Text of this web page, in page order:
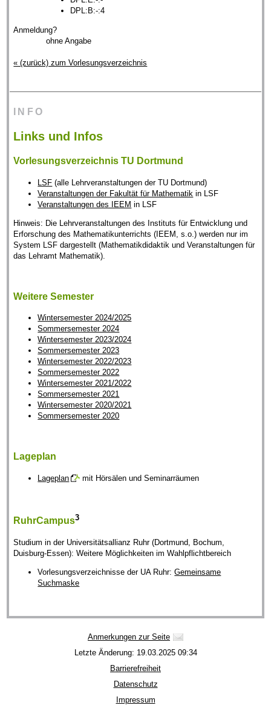
DPL:B:-:4
Anmeldung?
ohne Angabe
« (zurück) zum Vorlesungsverzeichnis
INFO
Links und Infos
Vorlesungsverzeichnis TU Dortmund
LSF (alle Lehrveranstaltungen der TU Dortmund)
Veranstaltungen der Fakultät für Mathematik in LSF
Veranstaltungen des IEEM in LSF
Hinweis: Die Lehrveranstaltungen des Instituts für Entwicklung und
Erforschung des Mathematikunterrichts (IEEM, s.o.) werden nur im
System LSF dargestellt (Mathematikdidaktik und Veranstaltungen für
das Lehramt Mathematik).
Weitere Semester
Wintersemester 2024/2025
Sommersemester 2024
Wintersemester 2023/2024
Sommersemester 2023
Wintersemester 2022/2023
Sommersemester 2022
Wintersemester 2021/2022
Sommersemester 2021
Wintersemester 2020/2021
Sommersemester 2020
Lageplan
Lageplan mit Hörsälen und Seminarräumen
RuhrCampus3
Studium in der Universitätsallianz Ruhr (Dortmund, Bochum,
Duisburg-Essen): Weitere Möglichkeiten im Wahlpflichtbereich
Vorlesungsverzeichnisse der UA Ruhr:Gemeinsame
Suchmaske
Anmerkungen zur Seite
Letzte Änderung: 19.03.2025 09:34
Barrierefreiheit
Datenschutz
Impressum